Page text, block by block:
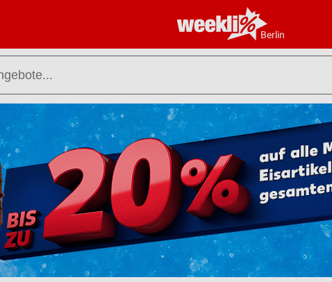
Berlin